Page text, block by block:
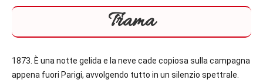
Trama
1873. È una notte gelida e la neve cade copiosa sulla campagna
appena fuori Parigi, avvolgendo tutto in un silenzio spettrale.